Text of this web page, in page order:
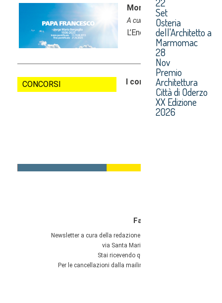
Set
Osteria
dell'Architetto a
Marmomac
28
Nov
Premio
Architettura
Città di Oderzo
XX Edizione
2026